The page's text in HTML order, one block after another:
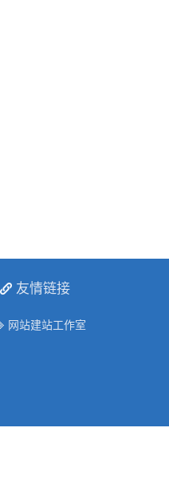
友情链接
网站建站工作室